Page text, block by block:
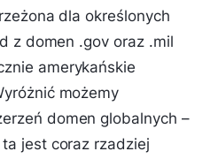
dla określonych
z domen .gov oraz .mil
amerykańskie
możemy
domen globalnych –
jest coraz rzadziej